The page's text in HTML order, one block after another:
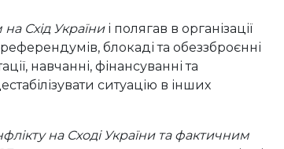
Схід Україниі полягав в організації
блокаді та обеззброєнні
навчанні, фінансуванні та
ситуацію в інших
на Сході України та фактичним